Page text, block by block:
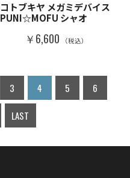
コトブキヤ メガミデバイス
PUNI☆MOFU シャオ
￥6,600 （税込）
3 4 5
6
LAST